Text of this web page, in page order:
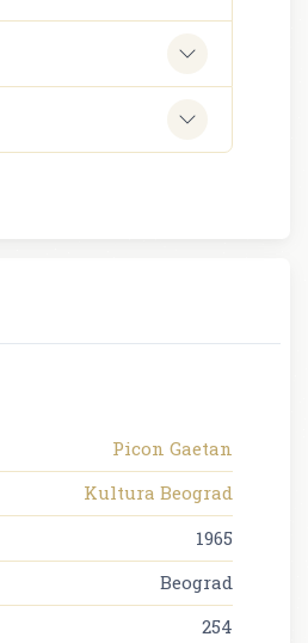
Picon Gaetan
Kultura Beograd
1965
Beograd
254